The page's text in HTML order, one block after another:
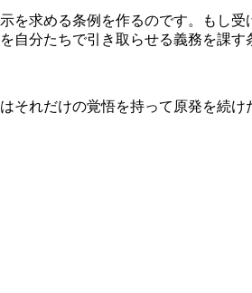
を求める条例を作るのです。もし受
分たちで引き取らせる義務を課す
それだけの覚悟を持って原発を続け